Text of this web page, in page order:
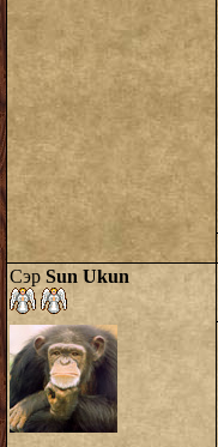
Сэр Sun Ukun